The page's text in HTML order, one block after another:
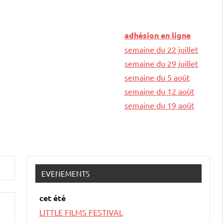
adhésion en ligne
semaine du 22 juillet
semaine du 29 juillet
semaine du 5 août
semaine du 12 août
semaine du 19 août
EVENEMENTS
cet été
LITTLE FILMS FESTIVAL